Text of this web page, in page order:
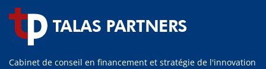
Cabinet de conseil en financement et stratégie de l'innovation